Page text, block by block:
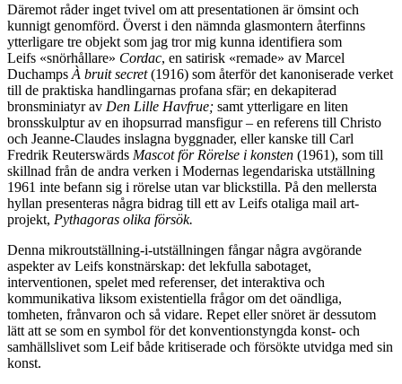
Däremot råder inget tvivel om att presentationen är ömsint och
kunnigt genomförd. Överst i den nämnda glasmontern återfinns
ytterligare tre objekt som jag tror mig kunna identifiera som
Leifs «snörhållare» Cordac, en satirisk «remade» av Marcel
Duchamps À bruit secret(1916) som återför det kanoniserade verket
till de praktiska handlingarnas profana sfär; en dekapiterad
bronsminiatyr av Den Lille Havfrue; samt ytterligare en liten
bronsskulptur av en ihopsurrad mansfigur – en referens till Christo
och Jeanne-Claudes inslagna byggnader, eller kanske till Carl
Fredrik Reuterswärds Mascot för Rörelse i konsten (1961), som till
skillnad från de andra verken i Modernas legendariska utställning
1961 inte befann sig i rörelse utan var blickstilla. På den mellersta
hyllan presenteras några bidrag till ett av Leifs otaliga mail art-
projekt, Pythagoras olika försök.
Denna mikroutställning-i-utställningen fångar några avgörande
aspekter av Leifs konstnärskap: det lekfulla sabotaget,
interventionen, spelet med referenser, det interaktiva och
kommunikativa liksom existentiella frågor om det oändliga,
tomheten, frånvaron och så vidare. Repet eller snöret är dessutom
lätt att se som en symbol för det konventionstyngda konst- och
samhällslivet som Leif både kritiserade och försökte utvidga med sin
konst.